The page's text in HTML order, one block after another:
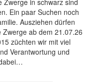
Zwerge in schwarz sind
Ein paar Suchen noch
Ausziehen dürfen
Zwerge ab dem 21.07.26
züchten wir mit viel
Verantwortung und